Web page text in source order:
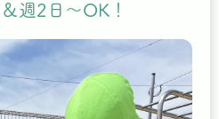
週2日～OK！